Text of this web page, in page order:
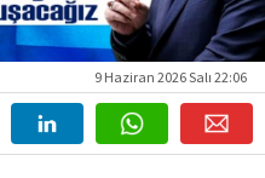
9 Haziran 2026 Salı 22:06